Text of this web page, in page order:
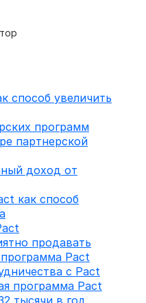
способ увеличить
программ
партнерской
доход от
как способ
продавать
Pact
с Pact
программа Pact
тысячи в год